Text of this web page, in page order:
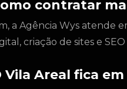
contratar
a Agência Wys atende
criação de sites e
Vila Areal fica